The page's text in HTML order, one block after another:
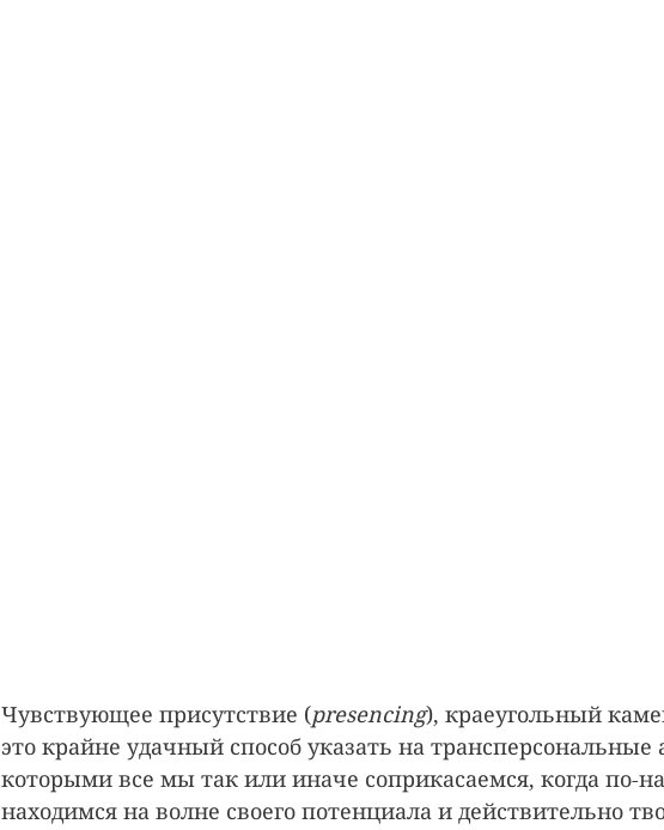
Чувствующее присутствие (presencing), краеугольный
это крайне удачный способ указать на трансперсональные
которыми все мы так или иначе соприкасаемся, когда по-
находимся на волне своего потенциала и действительно